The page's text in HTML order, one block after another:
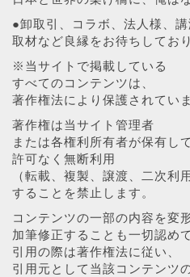
●卸取引、コラボ、法人様、講
取材など良縁をお待ちしてお
※当サイトで掲載している
すべてのコンテンツは、
著作権法により保護されていま
著作権は当サイト管理者
または各権利所有者が保有し
許可なく無断利用
（転載、複製、譲渡、二次利
することを禁止します。
コンテンツの一部の内容を変
加筆修正することも一切認め
引用の際は著作権法に従い、
引用元として当該コンテンツ